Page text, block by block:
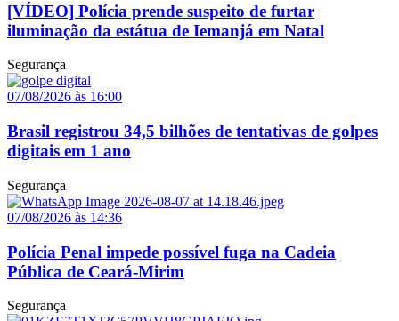
[VÍDEO] Polícia prende suspeito de furtar
iluminação da estátua de Iemanjá em Natal
Segurança
07/08/2026 às 16:00
Brasil registrou 34,5 bilhões de tentativas de golpes
digitais em 1 ano
Segurança
07/08/2026 às 14:36
Polícia Penal impede possível fuga na Cadeia
Pública de Ceará-Mirim
Segurança